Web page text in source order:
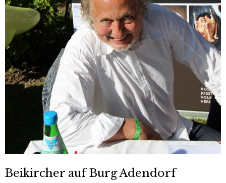
Beikircher auf Burg Adendorf